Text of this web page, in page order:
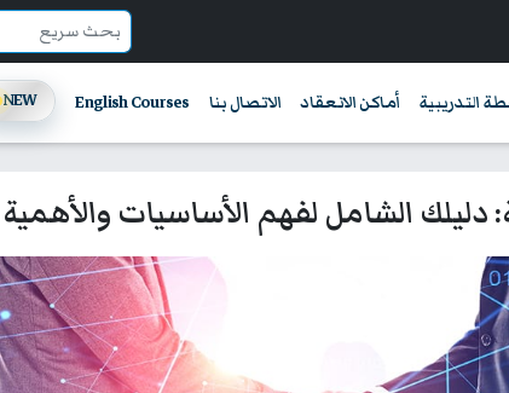
التدريبية أماكن الانعقاد الاتصال بنا English Courses
NEW
دليلك الشامل لفهم الأساسيات والأهمية